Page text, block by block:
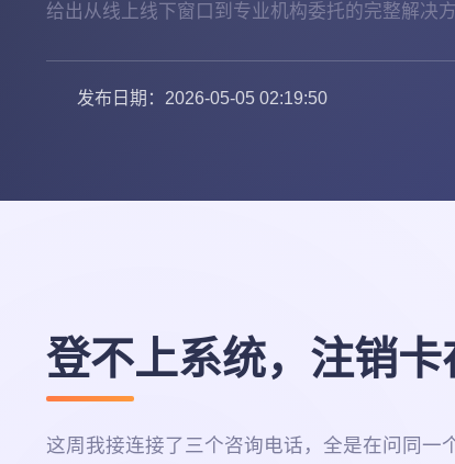
给出从线上线下窗口到专业机构委托的完整解决
发布日期：2026-05-05 02:19:50
登不上系统，注销卡
这周我接连接了三个咨询电话，全是在问同一